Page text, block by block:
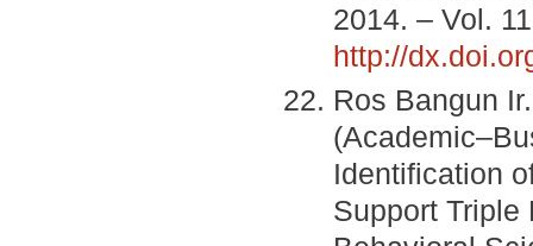
2014. – Vol.
http://
Ros Bangun
Identification
Support